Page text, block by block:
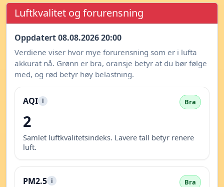
Luftkvalitet og forurensning
Oppdatert 08.08.2026 20:00
Verdiene viser hvor mye forurensning som er i lufta
akkurat nå. Grønn er bra, oransje betyr at du bør følge
med, og rød betyr høy belastning.
AQI i Bra
2
Samlet luftkvalitetsindeks. Lavere tall betyr renere
luft.
PM2.5 i Bra